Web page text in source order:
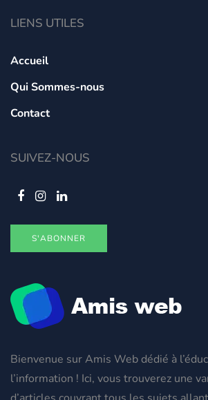
Bienvenue sur Amis Web dédié à
l’information ! Ici, vous trouverez une
LIENS UTILES
Accueil
Qui Sommes-nous
Contact
SUIVEZ-NOUS
S'ABONNER